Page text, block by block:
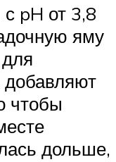
pH от 3,8
яму
добавляют
чтобы
дольше,